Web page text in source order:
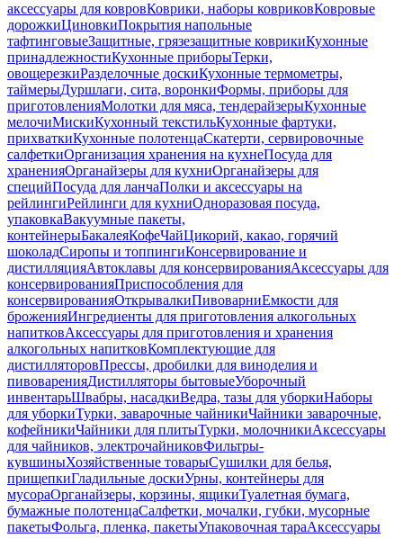
аксессуары для ковровКоврики, наборы ковриковКовровые
дорожкиЦиновкиПокрытия напольные
тафтинговыеЗащитные, грязезащитные коврикиКухонные
принадлежностиКухонные приборыТерки,
овощерезкиРазделочные доскиКухонные термометры,
таймерыДуршлаги, сита, воронкиФормы, приборы для
приготовленияМолотки для мяса, тендерайзерыКухонные
мелочиМискиКухонный текстильКухонные фартуки,
прихваткиКухонные полотенцаСкатерти, сервировочные
салфеткиОрганизация хранения на кухнеПосуда для
храненияОрганайзеры для кухниОрганайзеры для
специйПосуда для ланчаПолки и аксессуары на
рейлингиРейлинги для кухниОдноразовая посуда,
упаковкаВакуумные пакеты,
контейнерыБакалеяКофеЧайЦикорий, какао, горячий
шоколадСиропы и топпингиКонсервирование и
дистилляцияАвтоклавы для консервированияАксессуары для
консервированияПриспособления для
консервированияОткрывалкиПивоварниЕмкости для
броженияИнгредиенты для приготовления алкогольных
напитковАксессуары для приготовления и хранения
алкогольных напитковКомплектующие для
дистилляторовПрессы, дробилки для виноделия и
пивоваренияДистилляторы бытовыеУборочный
инвентарьШвабры, насадкиВедра, тазы для уборкиНаборы
для уборкиТурки, заварочные чайникиЧайники заварочные,
кофейникиЧайники для плитыТурки, молочникиАксессуары
для чайников, электрочайниковФильтры-
кувшиныХозяйственные товарыСушилки для белья,
прищепкиГладильные доскиУрны, контейнеры для
мусораОрганайзеры, корзины, ящикиТуалетная бумага,
бумажные полотенцаСалфетки, мочалки, губки, мусорные
пакетыФольга, пленка, пакетыУпаковочная тараАксессуары